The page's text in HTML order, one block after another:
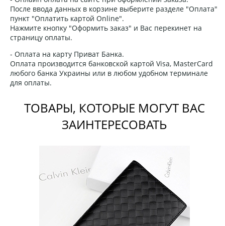
После ввода данных в корзине выберите разделе "Оплата"
пункт "Оплатить картой Online".
Нажмите кнопку "Оформить заказ" и Вас перекинет на
страницу оплаты.
- Оплата на карту Приват Банка.
Оплата производится банковской картой Visa, MasterCard
любого банка Украины или в любом удобном терминале
для оплаты.
ТОВАРЫ, КОТОРЫЕ МОГУТ ВАС
ЗАИНТЕРЕСОВАТЬ